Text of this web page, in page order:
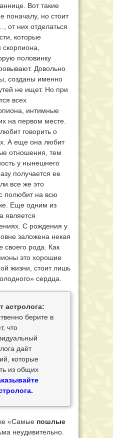
Вот такие
поначалу, но стоит
от них отделаться
которые
половинку
Довольно
созданы именно
не ищет. Но при
всех
интимные
на первом месте.
говорить о
А еще она любит
отношения, тем
у нынешнего
получается ее
все же это
полюбит на всю
Еще одним из
является
С рождения у
заложена некая
своего рода. Как
это хорошие
жизни, стоит лишь
сердца.
астролога:
берите в
что
даёт
которые
из общих
«Самые пошлые
неудивительно.